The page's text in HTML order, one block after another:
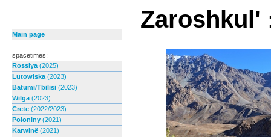
Main page
spacetimes:
Rossiya (2025)
Lutowiska (2023)
Batumi/Tbilisi (2023)
Wilga (2023)
Crete (2022/2023)
Połoniny (2021)
Karwinë (2021)
Zaroshkul'